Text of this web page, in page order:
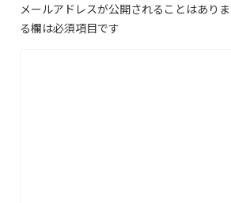
メールアドレスが公開されることはありま
る欄は必須項目です